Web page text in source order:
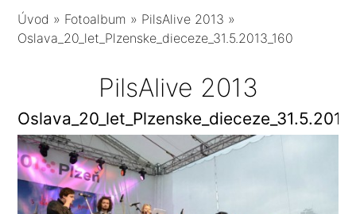
Úvod » Fotoalbum » PilsAlive 2013 »
Oslava_20_let_Plzenske_dieceze_31.5.2013_160
PilsAlive 2013